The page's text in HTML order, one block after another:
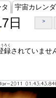
宇宙カレン
日 >
録
うろく
されていませ